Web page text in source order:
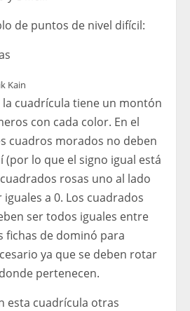
de puntos de nivel difícil:
Kain
la cuadrícula tiene un montón
con cada color. En el
cuadros morados no deben
(por lo que el signo igual está
rosas uno al lado
a 0. Los cuadrados
ser todos iguales entre
fichas de dominó para
ya que se deben rotar
pertenecen.
esta cuadrícula otras